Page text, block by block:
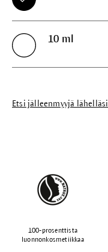
10 ml
Etsi jälleenmyyjä lähelläsi
100-prosenttista
luonnonkosmetiikkaa